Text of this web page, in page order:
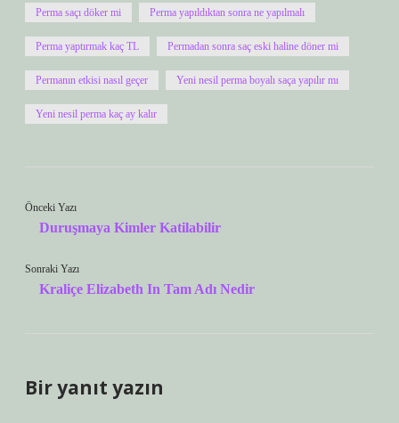
Perma saçı döker mi Perma yapıldıktan sonra ne yapılmalı
Perma yaptırmak kaç TL Permadan sonra saç eski haline döner mi
Permanın etkisi nasıl geçer Yeni nesil perma boyalı saça yapılır mı
Yeni nesil perma kaç ay kalır
Önceki Yazı
Duruşmaya Kimler Katilabilir
Sonraki Yazı
Kraliçe Elizabeth In Tam Adı Nedir
Bir yanıt yazın